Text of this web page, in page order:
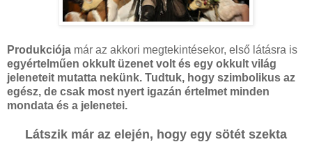
Produkciója már az akkori megtekintésekor, első látásra is
egyértelműen okkult üzenet volt és egy okkult világ
jeleneteit mutatta nekünk. Tudtuk, hogy szimbolikus az
egész, de csak most nyert igazán értelmet minden
mondata és a jelenetei.
Látszik már az elején, hogy egy sötét szekta